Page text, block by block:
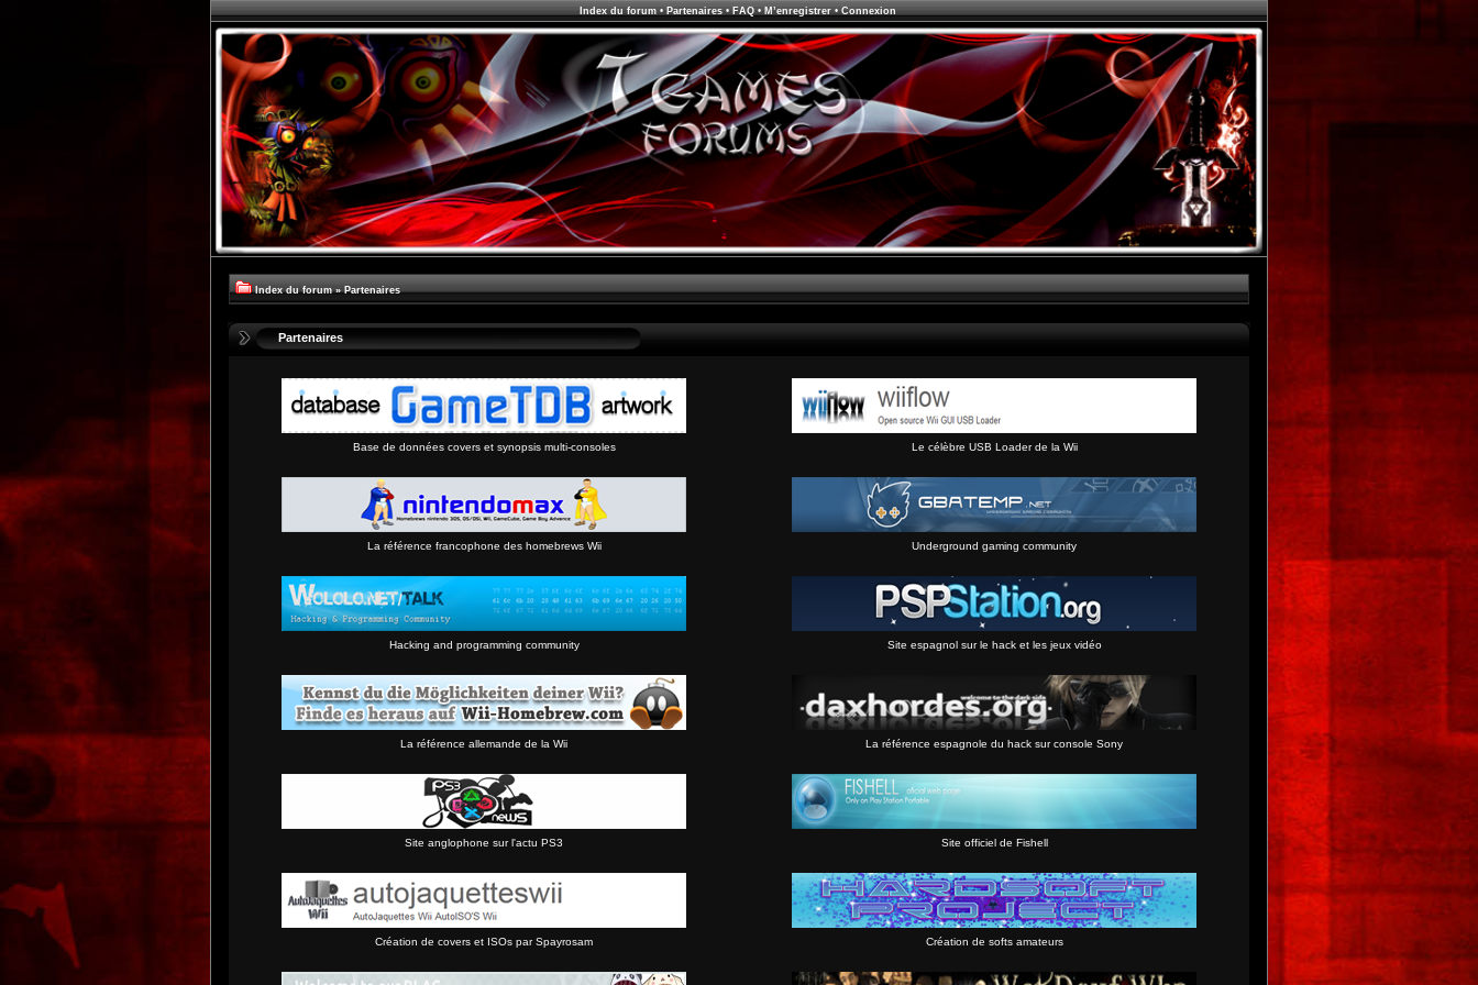
Index du forum• Partenaires• FAQ• M’enregistrer• Connexion
Index du forum » Partenaires
Partenaires
Base de données covers et synopsis multi-consoles Le célèbre USB Loader de la Wii
La référence francophone des homebrews Wii Underground gaming community
Hacking and programming community Site espagnol sur le hack et les jeux vidéo
La référence allemande de la Wii La référence espagnole du hack sur console Sony
Site anglophone sur l'actu PS3 Site officiel de Fishell
Création de covers et ISOs par Spayrosam Création de softs amateurs